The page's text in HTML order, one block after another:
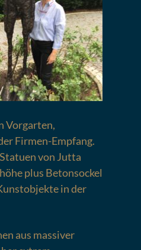
Vorgarten,
Firmen-Empfang.
von Jutta
plus Betonsockel
in der
aus massiver